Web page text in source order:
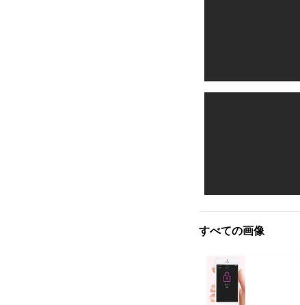
すべての画像